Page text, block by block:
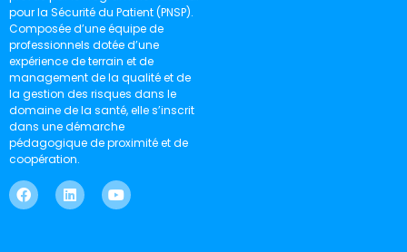
pour la Sécurité du Patient (PNSP).
Composée d’une équipe de
professionnels dotée d’une
expérience de terrain et de
management de la qualité et de
la gestion des risques dans le
domaine de la santé, elle s’inscrit
dans une démarche
pédagogique de proximité et de
coopération.